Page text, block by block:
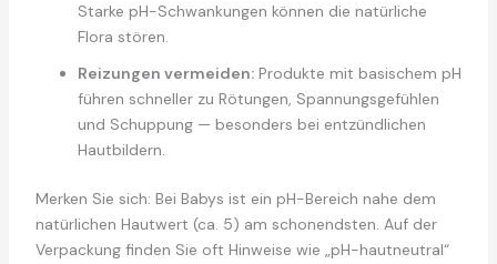
Starke pH-Schwankungen können die natürliche
Flora stören.
Reizungen vermeiden:Produkte mit basischem pH
führen schneller zu Rötungen, Spannungsgefühlen
und Schuppung — besonders bei entzündlichen
Hautbildern.
Merken Sie sich: Bei Babys ist ein pH-Bereich nahe dem
natürlichen Hautwert (ca. 5) am schonendsten. Auf der
Verpackung finden Sie oft Hinweise wie „pH-hautneutral“